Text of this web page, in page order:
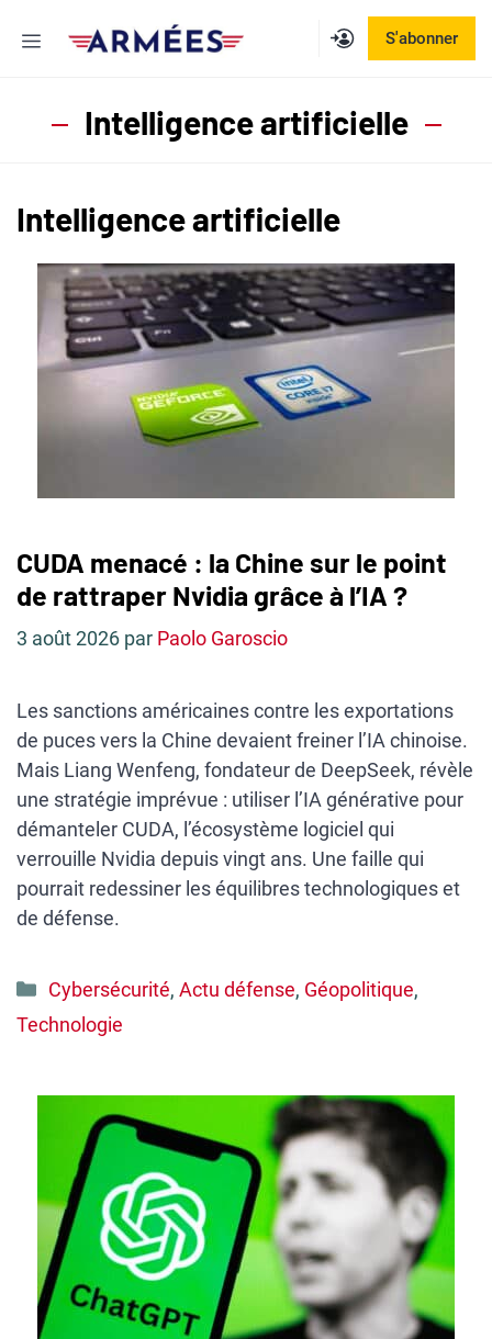
S'abonner
Menu
Intelligence artificielle
Intelligence artificielle
CUDA menacé : la Chine sur le point
de rattraper Nvidia grâce à l’IA ?
3 août 2026 par Paolo Garoscio
Les sanctions américaines contre les exportations
de puces vers la Chine devaient freiner l’IA chinoise.
Mais Liang Wenfeng, fondateur de DeepSeek, révèle
une stratégie imprévue : utiliser l’IA générative pour
démanteler CUDA, l’écosystème logiciel qui
verrouille Nvidia depuis vingt ans. Une faille qui
pourrait redessiner les équilibres technologiques et
de défense.
Catégories
Cybersécurité, Actu défense, Géopolitique,
Technologie